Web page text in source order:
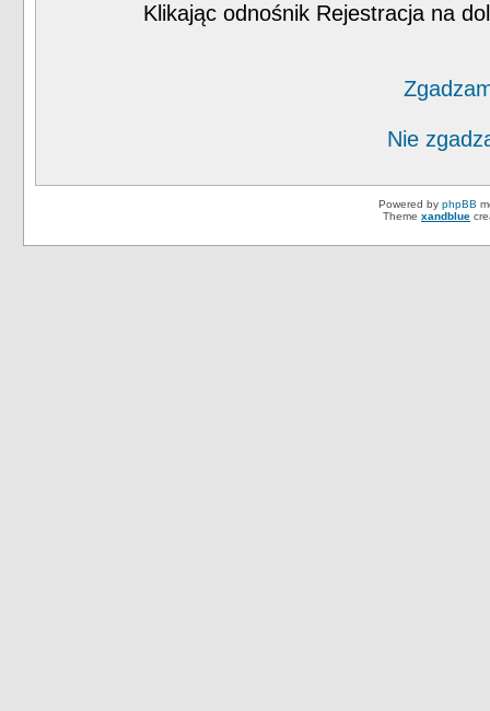
Klikając odnośnik Rejestracja na
Nie
Powered by phpBB
Theme xandblue